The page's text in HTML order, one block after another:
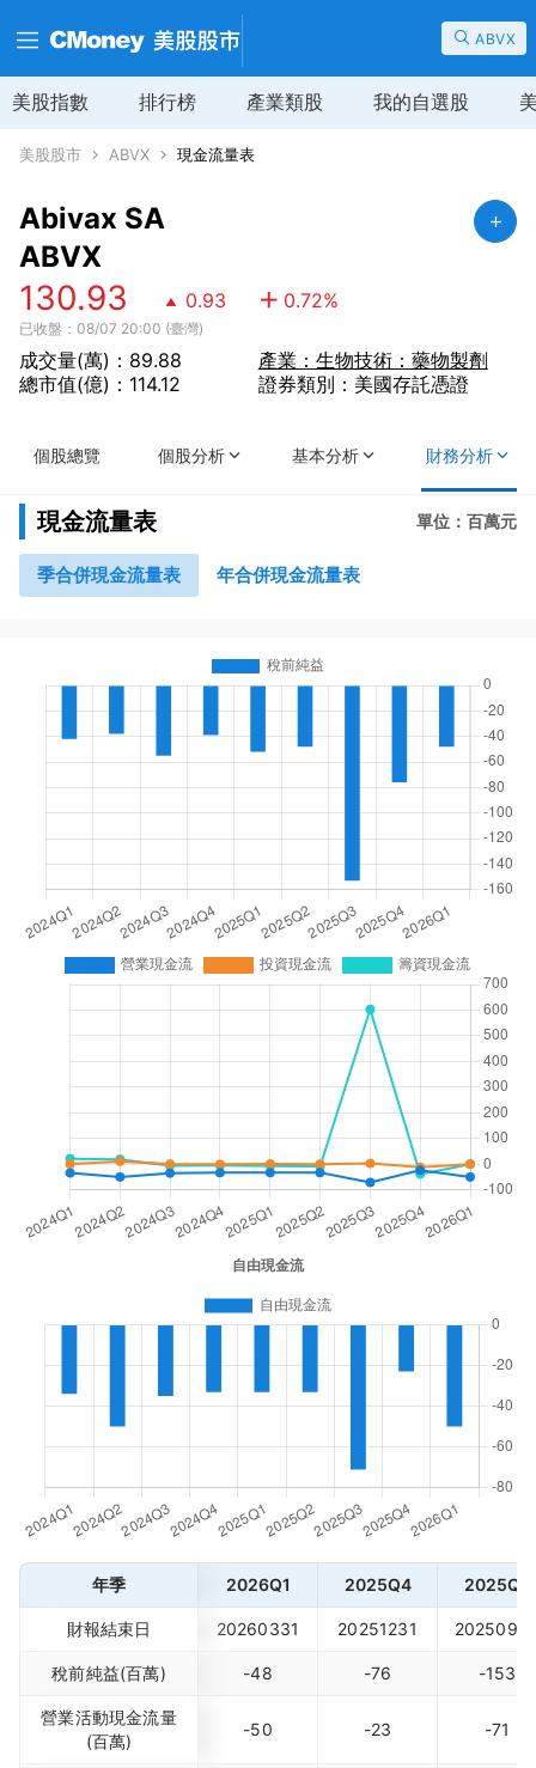
ABVX
美股指數 排行榜 產業類股 我的自選股
美股股市 ABVX 現金流量表
Abivax SA
ABVX
130.93 0.93 0.72%
已收盤：08/07 20:00 (臺灣)
成交量(萬)：89.88
總市值(億)：114.12
產業：生物技術：藥物製劑
證券類別：美國存託憑證
個股總覽 個股分析 基本分析 財務分析
現金流量表 單位：百萬元
季合併現金流量表 年合併現金流量表
年季 2026Q1 2025Q4 2025Q3
財報結束日 20260331 20251231
稅前純益(百萬) -48 -76 -153
營業活動現金流量
(百萬)
-50 -23 -71